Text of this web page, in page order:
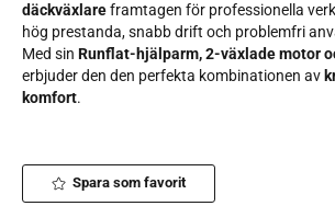
däckväxlareframtagen för professionella
hög prestanda, snabb drift och problemfri
Med sin Runflat-hjälparm, 2-växlade motor
erbjuder den den perfekta kombinationen av
komfort.
Spara som favorit